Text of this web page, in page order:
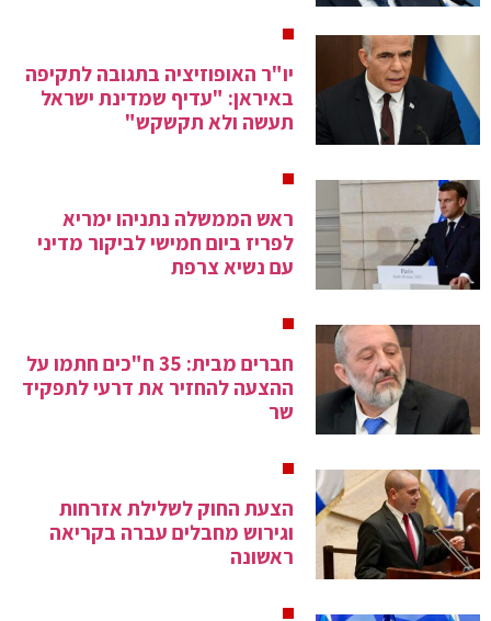
יו"ר האופוזיציה בתגובה לתקיפה
באיראן: "עדיף שמדינת ישראל
תעשה ולא תקשקש"
ראש הממשלה נתניהו ימריא
לפריז ביום חמישי לביקור מדיני
עם נשיא צרפת
חברים מבית: 35 ח"כים חתמו על
ההצעה להחזיר את דרעי לתפקיד
שר
הצעת החוק לשלילת אזרחות
וגירוש מחבלים עברה בקריאה
ראשונה